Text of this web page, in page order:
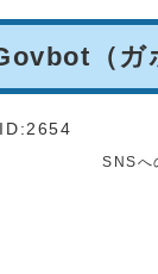
（ガ
ID:2654
SNSへ